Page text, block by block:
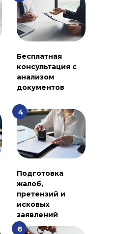
Бесплатная
консультация с
анализом
документов
Подготовка
жалоб,
претензий и
исковых
заявлений
4
6